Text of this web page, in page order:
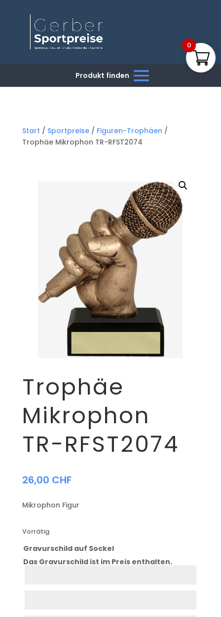
Start / Sportpreise/ Figuren-Trophäen /
Trophäe Mikrophon TR-RFST2074
Trophäe
Mikrophon
TR-RFST2074
26,00 CHF
Mikrophon Figur
Vorrätig
Gravurschild auf Sockel
Das Gravurschild ist im Preis enthalten.
0